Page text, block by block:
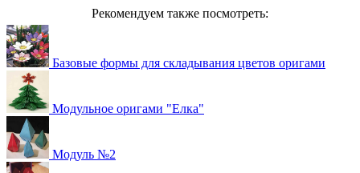
Рекомендуем также посмотреть:
Базовые формы для складывания цветов оригами
Модульное оригами "Елка"
Модуль №2